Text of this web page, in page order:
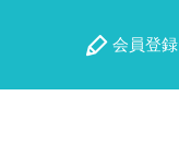
会員登録